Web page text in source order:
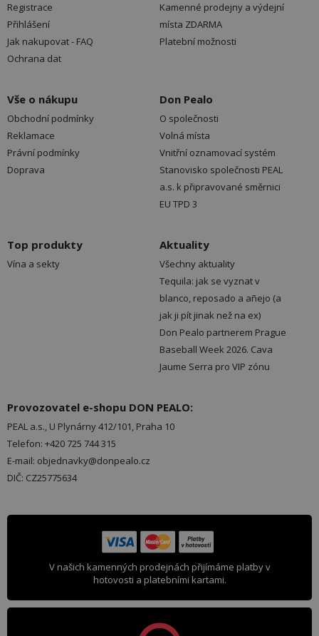
Registrace
Přihlášení
Jak nakupovat - FAQ
Ochrana dat
Kamenné prodejny a výdejní
místa ZDARMA
Platební možnosti
Vše o nákupu
Obchodní podmínky
Reklamace
Právní podmínky
Doprava
Don Pealo
O společnosti
Volná místa
Vnitřní oznamovací systém
Stanovisko společnosti PEAL
a.s. k připravované směrnici
EU TPD 3
Top produkty
Vína a sekty
Aktuality
Všechny aktuality
Tequila: jak se vyznat v
blanco, reposado a añejo (a
jak ji pít jinak než na ex)
Don Pealo partnerem Prague
Baseball Week 2026. Cava
Jaume Serra pro VIP zónu
Provozovatel e-shopu DON PEALO:
PEAL a.s., U Plynárny 412/101, Praha 10
Telefon: +420 725 744 315
E-mail: objednavky@donpealo.cz
DIČ: CZ25775634
V našich kamenných prodejnách přijímáme platby v
hotovosti a platebními kartami.